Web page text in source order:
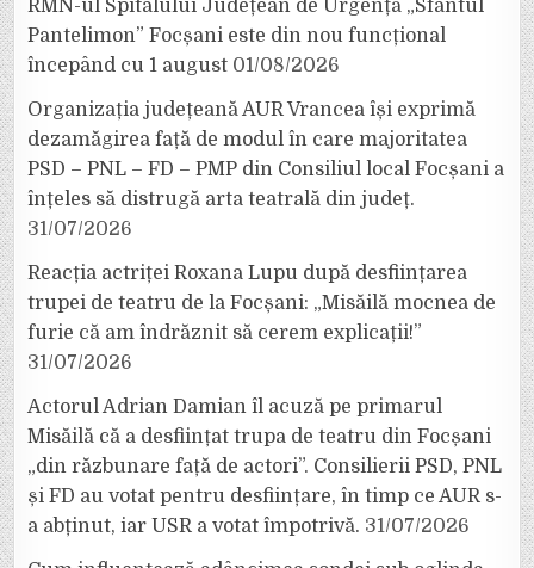
RMN-ul Spitalului Județean de Urgență „Sfântul
Pantelimon” Focșani este din nou funcțional
începând cu 1 august 01/08/2026
Organizația județeană AUR Vrancea își exprimă
dezamăgirea față de modul în care majoritatea
PSD – PNL – FD – PMP din Consiliul local Focșani a
înțeles să distrugă arta teatrală din județ.
31/07/2026
Reacția actriței Roxana Lupu după desființarea
trupei de teatru de la Focșani: „Misăilă mocnea de
furie că am îndrăznit să cerem explicații!”
31/07/2026
Actorul Adrian Damian îl acuză pe primarul
Misăilă că a desființat trupa de teatru din Focșani
„din răzbunare față de actori”. Consilierii PSD, PNL
și FD au votat pentru desființare, în timp ce AUR s-
a abținut, iar USR a votat împotrivă. 31/07/2026